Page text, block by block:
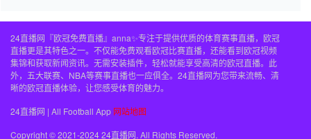
24直播网『欧冠免费直播』anna✨专注于提供优质的体育赛事直播，欧冠
直播更是其特色之一。不仅能免费观看欧冠比赛直播，还能看到欧冠视频
集锦和获取新闻资讯。无需安装插件，轻松就能享受高清的欧冠直播。此
外，五大联赛、NBA等赛事直播也一应俱全。24直播网为您带来流畅、清
晰的欧冠直播体验，让您感受体育的魅力。
24直播网 | All Football App 网站地图
Copyright © 2021-2024 24直播网. All Rights Reserved.